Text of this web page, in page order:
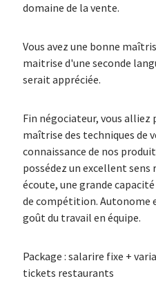
domaine de la vente.
Vous avez une bonne
maitrise d'une seconde
serait appréciée.
Fin négociateur, vous
maîtrise des techniques de
connaissance de nos
possédez un excellent
écoute, une grande
de compétition. Autonome
goût du travail en équipe.
Package : salarire fixe +
tickets restaurants